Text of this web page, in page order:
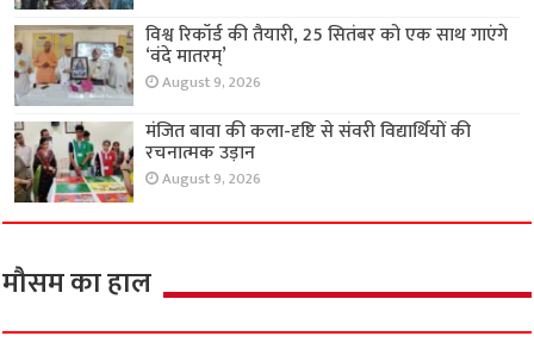
विश्व रिकॉर्ड की तैयारी, 25 सितंबर को एक साथ गाएंगे
‘वंदे मातरम्’
August 9, 2026
मंजित बावा की कला-दृष्टि से संवरी विद्यार्थियों की
रचनात्मक उड़ान
August 9, 2026
मौसम का हाल